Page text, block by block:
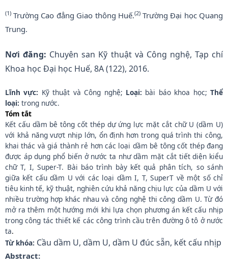
(1) Trường Cao đẳng Giao thông Huế.(2) Trường Đại học Quang
Trung.
Nơi đăng: Chuyên san Kỹ thuật và Công nghệ, Tạp chí
Khoa học Đại học Huế, 8A (122), 2016.
Lĩnh vực: Kỹ thuật và Công nghệ; Loại: bài báo khoa học;Thể
loại: trong nước.
Tóm tắt
Kết cấu dầm bê tông cốt thép dự ứng lực mặt cắt chữ U (dầm U)
với khả năng vượt nhịp lớn, ổn định hơn trong quá trình thi công,
khai thác và giá thành rẻ hơn các loại dầm bê tông cốt thép đang
được áp dụng phổ biến ở nước ta như dầm mặt cắt tiết diện kiểu
chữ T, I, Super-T. Bài báo trình bày kết quả phân tích, so sánh
giữa kết cấu dầm U với các loại dầm I, T, SuperT về một số chỉ
tiêu kinh tế, kỹ thuật, nghiên cứu khả năng chịu lực của dầm U với
nhiều trường hợp khác nhau và công nghệ thi công dầm U. Từ đó
mở ra thêm một hướng mới khi lựa chọn phương án kết cấu nhịp
trong công tác thiết kế các công trình cầu trên đường ô tô ở nước
ta.
Từ khóa: Cầu dầm U, dầm U, dầm U đúc sẵn, kết cấu nhịp
Abstract: